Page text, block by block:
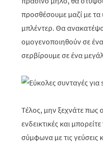
προσθέσουμε μαζί με τα
μπλέντερ. Θα
ομογενοποιηθούν σε ένα
σερβίρουμε σε ένα
Τέλος, μην ξεχνάτε πως
ενδεικτικές και
σύμφωνα με τις γεύσεις